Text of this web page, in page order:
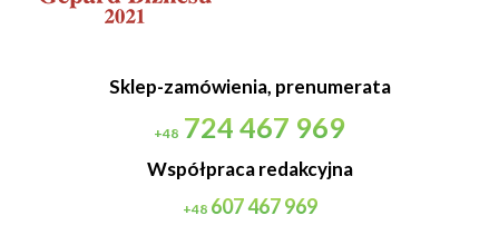
Sklep-zamówienia, prenumerata
+48 724 467 969
Współpraca redakcyjna
+48607 467 969